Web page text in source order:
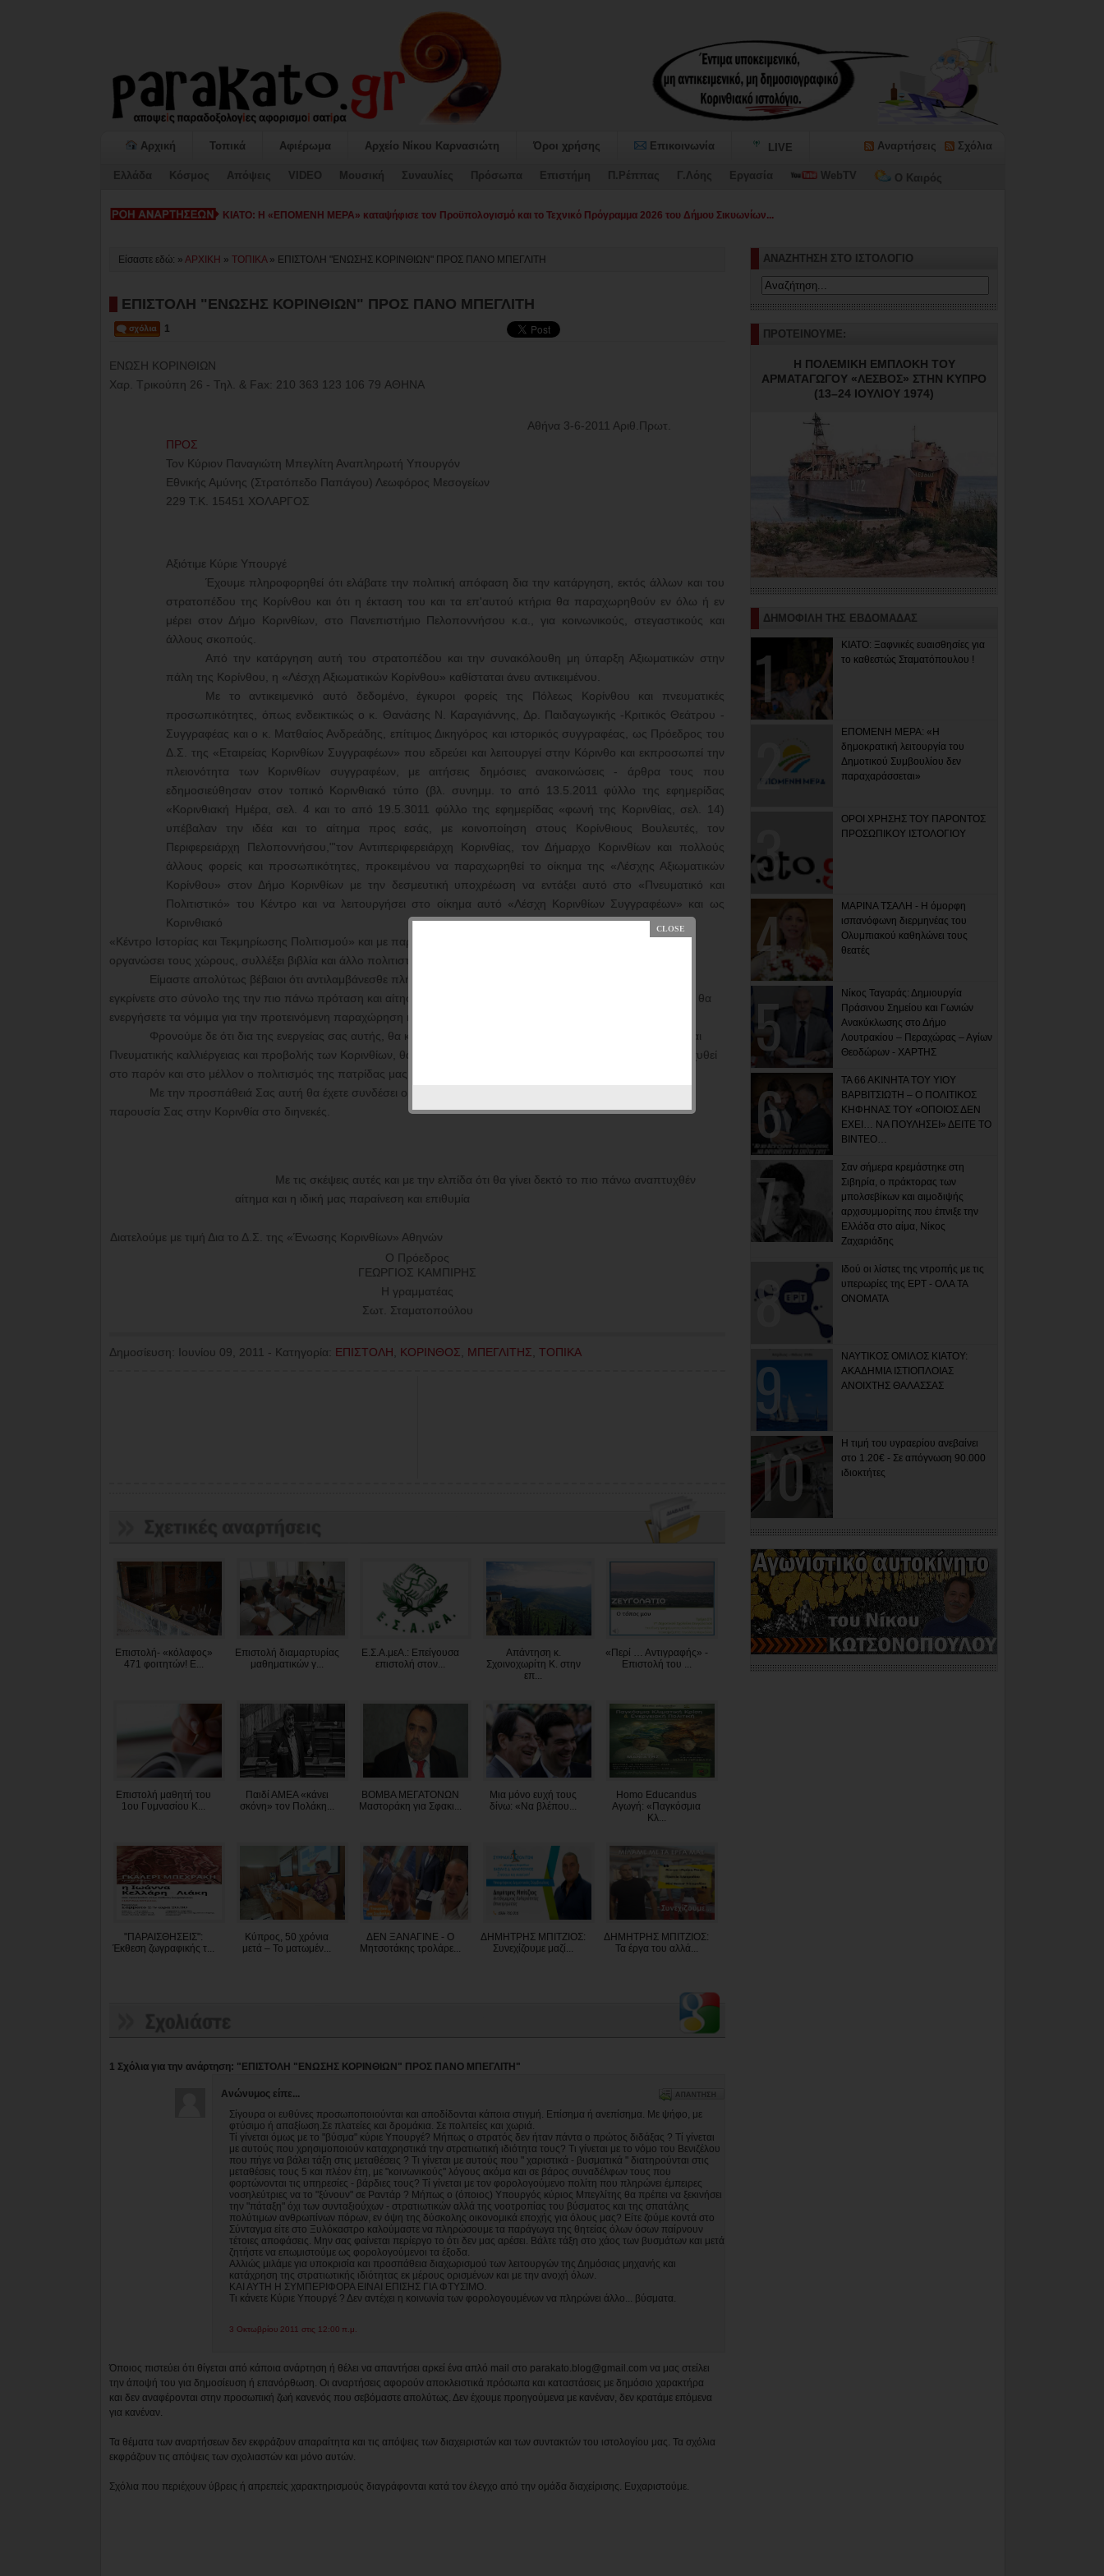
Αρχική Τοπικά Αφιέρωμα Αρχείο Νίκου Καρνασιώτη Όροι χρήσης Επικοινωνία LIVE Αναρτήσεις Σχόλια
Ελλάδα Κόσμος Απόψεις VIDEO Μουσική Συναυλίες Πρόσωπα Επιστήμη Π.Ρέππας Γ.Λόης Εργασία WebTV Ο Καιρός
ΚΙΑΤΟ: Η «ΕΠΟΜΕΝΗ ΜΕΡΑ» καταψήφισε τον Προϋπολογισμό και το Τεχνικό Πρόγραμμα 2026 του Δήμου Σικυωνίων...
Είσαστε εδώ: » ΑΡΧΙΚΗ » ΤΟΠΙΚΑ» ΕΠΙΣΤΟΛΗ "ΕΝΩΣΗΣ ΚΟΡΙΝΘΙΩΝ" ΠΡΟΣ ΠΑΝΟ ΜΠΕΓΛΙΤΗ
ΕΠΙΣΤΟΛΗ "ΕΝΩΣΗΣ ΚΟΡΙΝΘΙΩΝ" ΠΡΟΣ ΠΑΝΟ ΜΠΕΓΛΙΤΗ
1
ΕΝΩΣΗ ΚΟΡΙΝΘΙΩΝ
Χαρ. Τρικούπη 26 - Τηλ. & Fax: 210 363 123 106 79 ΑΘΗΝΑ
Αθήνα 3-6-2011 Αριθ.Πρωτ.
ΠΡΟΣ
Τον Κύριον Παναγιώτη Μπεγλίτη Αναπληρωτή Υπουργόν
Εθνικής Αμύνης (Στρατόπεδο Παπάγου) Λεωφόρος Μεσογείων
229 Τ.Κ. 15451 ΧΟΛΑΡΓΟΣ
Αξιότιμε Κύριε Υπουργέ
Έχουμε πληροφορηθεί ότι ελάβατε την πολιτική απόφαση δια την κατάργηση, εκτός άλλων και του
στρατοπέδου της Κορίνθου και ότι η έκταση του και τα επ'αυτού κτήρια θα παραχωρηθούν εν όλω ή εν
μέρει στον Δήμο Κορινθίων, στο Πανεπιστήμιο Πελοποννήσου κ.α., για κοινωνικούς, στεγαστικούς και
άλλους σκοπούς.
Από την κατάργηση αυτή του στρατοπέδου και την συνακόλουθη μη ύπαρξη Αξιωματικών στην
πάλη της Κορίνθου, η «Λέσχη Αξιωματικών Κορίνθου» καθίσταται άνευ αντικειμένου.
Με το αντικειμενικό αυτό δεδομένο, έγκυροι φορείς της Πόλεως Κορίνθου και πνευματικές
προσωπικότητες, όπως ενδεικτικώς ο κ. Θανάσης Ν. Καραγιάννης, Δρ. Παιδαγωγικής -Κριτικός Θεάτρου -
Συγγραφέας και ο κ. Ματθαίος Ανδρεάδης, επίτιμος Δικηγόρος και ιστορικός συγγραφέας, ως Πρόεδρος του
Δ.Σ. της «Εταιρείας Κορινθίων Συγγραφέων» που εδρεύει και λειτουργεί στην Κόρινθο και εκπροσωπεί την
πλειονότητα των Κορινθίων συγγραφέων, με αιτήσεις δημόσιες ανακοινώσεις - άρθρα τους που
εδημοσιεύθησαν στον τοπικό Κορινθιακό τύπο (βλ. συνημμ. το από 13.5.2011 φύλλο της εφημερίδας
«Κορινθιακή Ημέρα, σελ. 4 και το από 19.5.3011 φύλλο της εφημερίδας «φωνή της Κορινθίας, σελ. 14)
υπέβαλαν την ιδέα και το αίτημα προς εσάς, με κοινοποίηση στους Κορίνθιους Βουλευτές, τον
Περιφερειάρχη Πελοποννήσου,"'τον Αντιπεριφερειάρχη Κορινθίας, τον Δήμαρχο Κορινθίων και πολλούς
άλλους φορείς και προσωπικότητες, προκειμένου να παραχωρηθεί το οίκημα της «Λέσχης Αξιωματικών
Κορίνθου» στον Δήμο Κορινθίων με την δεσμευτική υποχρέωση να εντάξει αυτό στο «Πνευματικό και
Πολιτιστικό» του Κέντρο και να λειτουργήσει στο οίκημα αυτό «Λέσχη Κορινθίων Συγγραφέων» και ως
Κορινθιακό
«Κέντρο Ιστορίας και Τεκμηρίωσης Πολιτισμού» και με παράλληλη υποχρέωση της «Ετ. Κορ. Συγγραφέων» να
οργανώσει τους χώρους, συλλέξει βιβλία και άλλο πολιτιστικό υλικό και να λειτουργήσει βιβλιοθήκη κ.α.
Είμαστε απολύτως βέβαιοι ότι αντιλαμβάνεσθε πλήρως την μεγάλη σημασία της προτάσεως αυτής, ότι θα
εγκρίνετε στο σύνολο της την πιο πάνω πρόταση και αίτηση των αναφερθεισών προσωπικοτήτων και φορέων και θα
ενεργήσετε τα νόμιμα για την προτεινόμενη παραχώρηση και με τους πιο πάνω όρους και σκοπούς.
Φρονούμε δε ότι δια της ενεργείας σας αυτής, θα καθιδρυθεί ο σημαντικότερος ίσως φορέας Πολιτισμού και
Πνευματικής καλλιέργειας και προβολής των Κορινθίων, θα συμπληρωθεί υπάρχον κενό και θα εμπεδωθεί και διαχυθεί
στο παρόν και στο μέλλον ο πολιτισμός της πατρίδας μας Κορινθίας.
Με την προσπάθειά Σας αυτή θα έχετε συνδέσει οριστικά και αμετάκλητα το όνομά Σας και την πολιτική
παρουσία Σας στην Κορινθία στο διηνεκές.
Με τις σκέψεις αυτές και με την ελπίδα ότι θα γίνει δεκτό το πιο πάνω αναπτυχθέν
αίτημα και η ιδική μας παραίνεση και επιθυμία
Διατελούμε με τιμή Δια το Δ.Σ. της «Ένωσης Κορινθίων» Αθηνών
Ο Πρόεδρος
ΓΕΩΡΓΙΟΣ ΚΑΜΠΙΡΗΣ
Η γραμματέας
Σωτ. Σταματοπούλου
Δημοσίευση: Ιουνίου 09, 2011 - Κατηγορία: ΕΠΙΣΤΟΛΗ ΚΟΡΙΝΘΟΣ ΜΠΕΓΛΙΤΗΣ ΤΟΠΙΚΑ
Επιστολή- «κόλαφος»
471 φοιτητών! Ε...
Επιστολή διαμαρτυρίας
μαθηματικών γ...
Ε.Σ.Α.μεΑ.: Επείγουσα
επιστολή στον...
Απάντηση κ.
Σχοινοχωρίτη Κ. στην
επ...
«Περί … Αντιγραφής» -
Επιστολή του ...
Επιστολή μαθητή του
1ου Γυμνασίου Κ...
Παιδί ΑΜΕΑ «κάνει
σκόνη» τον Πολάκη...
ΒΟΜΒΑ ΜΕΓΑΤΟΝΩΝ
Μαστοράκη για Σφακι...
Μια μόνο ευχή τους
δίνω: «Να βλέπου...
Homo Educandus
Αγωγή: «Παγκόσμια
Κλ...
"ΠΑΡΑΙΣΘΗΣΕΙΣ":
Έκθεση ζωγραφικής τ...
Κύπρος, 50 χρόνια
μετά – Το ματωμέν...
ΔΕΝ ΞΑΝΑΓΙΝΕ - Ο
Μητσοτάκης τρολάρε...
ΔΗΜΗΤΡΗΣ ΜΠΙΤΖΙΟΣ:
Συνεχίζουμε μαζί...
ΔΗΜΗΤΡΗΣ ΜΠΙΤΖΙΟΣ:
Τα έργα του αλλά...
1 Σχόλια για την ανάρτηση: "ΕΠΙΣΤΟΛΗ "ΕΝΩΣΗΣ ΚΟΡΙΝΘΙΩΝ" ΠΡΟΣ ΠΑΝΟ ΜΠΕΓΛΙΤΗ"
Ανώνυμος είπε...
Σίγουρα οι ευθύνες προσωποποιούνται και αποδίδονται κάποια στιγμή. Επίσημα ή ανεπίσημα. Με ψήφο, με
φτύσιμο ή απαξίωση.Σε πλατείες και δρομάκια. Σε πολιτείες και χωριά.
Τί γίνεται όμως με το "βύσμα" κύριε Υπουργέ? Μήπως ο στρατός δεν ήταν πάντα ο πρώτος διδάξας ? Τί γίνεται
με αυτούς που χρησιμοποιούν καταχρηστικά την στρατιωτική ιδιότητα τους? Τι γίνεται με το νόμο του Βενιζέλου
που πήγε να βάλει τάξη στις μεταθέσεις ? Τι γίνεται με αυτούς που " χαριστικά - βυσματικά " διατηρούνται στις
μεταθέσεις τους 5 και πλέον έτη, με "κοινωνικούς" λόγους ακόμα και σε βάρος συναδέλφων τους που
φορτώνονται τις υπηρεσίες - βάρδιες τους? Τί γίνεται με τον φορολογούμενο πολίτη που πληρώνει έμπειρες
νοσηλεύτριες να το "ξύνουν" σε Ραντάρ ? Μήπως ο (όποιος) Υπουργός κύριος Μπεγλίτης θα πρέπει να ξεκινήσει
την "πάταξη" όχι των συνταξιούχων - στρατιωτικών αλλά της νοοτροπίας του βύσματος και της σπατάλης
πολύτιμων ανθρωπίνων πόρων, εν όψη της δύσκολης οικονομικά εποχής για όλους μας? Είτε ζούμε κοντά στο
Σύνταγμα είτε στο Ξυλόκαστρο καλούμαστε να πληρώσουμε τα παράγωγα της θητείας όλων όσων παίρνουν
τέτοιες αποφάσεις. Μην σας φαίνεται περίεργο το ότι δεν μας αρέσει. Βάλτε τάξη στο χάος των βυσμάτων και μετά
ζητήστε να επωμιστούμε ως φορολογούμενοι τα έξοδα.
Αλλιώς μιλάμε για υποκρισία και προσπάθεια διαχωρισμού των λειτουργών της Δημόσιας μηχανής και
κατάχρηση της στρατιωτικής ιδιότητας εκ μέρους ορισμένων και με την ανοχή όλων.
ΚΑΙ ΑΥΤΗ Η ΣΥΜΠΕΡΙΦΟΡΑ ΕΙΝΑΙ ΕΠΙΣΗΣ ΓΙΑ ΦΤΥΣΙΜΟ.
Τι κάνετε Κύριε Υπουργέ ? Δεν αντέχει η κοινωνία των φορολογουμένων να πληρώνει άλλο... βύσματα.
3 Οκτωβρίου 2011 στις 12:00 π.μ.
Όποιος πιστεύει ότι θίγεται από κάποια ανάρτηση ή θέλει να απαντήσει αρκεί ένα απλό mail στο parakato.blog@gmail.com να μας στείλει
την άποψή του για δημοσίευση ή επανόρθωση. Οι αναρτήσεις αφορούν αποκλειστικά πρόσωπα και καταστάσεις με δημόσιο χαρακτήρα
και δεν αναφέρονται στην προσωπική ζωή κανενός που σεβόμαστε απολύτως. Δεν έχουμε προηγούμενα με κανέναν, δεν κρατάμε επόμενα
για κανέναν.
Τα θέματα των αναρτήσεων δεν εκφράζουν απαραίτητα και τις απόψεις των διαχειριστών και των συντακτών του ιστολογίου μας. Τα σχόλια
εκφράζουν τις απόψεις των σχολιαστών και μόνο αυτών.
Σχόλια που περιέχουν ύβρεις ή απρεπείς χαρακτηρισμούς διαγράφονται κατά τον έλεγχο από την ομάδα διαχείρισης. Ευχαριστούμε.
ΑΝΑΖΗΤΗΣΗ ΣΤΟ ΙΣΤΟΛΟΓΙΟ
ΠΡΟΤΕΙΝΟΥΜΕ:
Η ΠΟΛΕΜΙΚΗ ΕΜΠΛΟΚΗ ΤΟΥ
ΑΡΜΑΤΑΓΩΓΟΥ «ΛΕΣΒΟΣ» ΣΤΗΝ ΚΥΠΡΟ
(13–24 ΙΟΥΛΙΟΥ 1974)
ΔΗΜΟΦΙΛΗ ΤΗΣ ΕΒΔΟΜΑΔΑΣ
ΚΙΑΤΟ: Ξαφνικές ευαισθησίες για
το καθεστώς Σταματόπουλου !
ΕΠΟΜΕΝΗ ΜΕΡΑ: «Η
δημοκρατική λειτουργία του
Δημοτικού Συμβουλίου δεν
παραχαράσσεται»
ΟΡΟΙ ΧΡΗΣΗΣ ΤΟΥ ΠΑΡΟΝΤΟΣ
ΠΡΟΣΩΠΙΚΟΥ ΙΣΤΟΛΟΓΙΟΥ
ΜΑΡΙΝΑ ΤΣΑΛΗ - Η όμορφη
ισπανόφωνη διερμηνέας του
Ολυμπιακού καθηλώνει τους
θεατές
Νίκος Ταγαράς: Δημιουργία
Πράσινου Σημείου και Γωνιών
Ανακύκλωσης στο Δήμο
Λουτρακίου – Περαχώρας – Αγίων
Θεοδώρων - ΧΑΡΤΗΣ
ΤΑ 66 ΑΚΙΝΗΤΑ ΤΟΥ ΥΙΟΥ
ΒΑΡΒΙΤΣΙΩΤΗ – Ο ΠΟΛΙΤΙΚΟΣ
ΚΗΦΗΝΑΣ ΤΟΥ «ΟΠΟΙΟΣ ΔΕΝ
ΕΧΕΙ… ΝΑ ΠΟΥΛΗΣΕΙ» ΔΕΙΤΕ ΤΟ
ΒΙΝΤΕΟ…
Σαν σήμερα κρεμάστηκε στη
Σιβηρία, ο πράκτορας των
μπολσεβίκων και αιμοδιψής
αρχισυμμορίτης που έπνιξε την
Ελλάδα στο αίμα, Νίκος
Ζαχαριάδης
Ιδού οι λίστες της ντροπής με τις
υπερωρίες της ΕΡΤ - ΟΛΑ ΤΑ
ΟΝΟΜΑΤΑ
ΝΑΥΤΙΚΟΣ ΟΜΙΛΟΣ ΚΙΑΤΟΥ:
ΑΚΑΔΗΜΙΑ ΙΣΤΙΟΠΛΟΙΑΣ
ΑΝΟΙΧΤΗΣ ΘΑΛΑΣΣΑΣ
Η τιμή του υγραερίου ανεβαίνει
στο 1.20€ - Σε απόγνωση 90.000
ιδιοκτήτες